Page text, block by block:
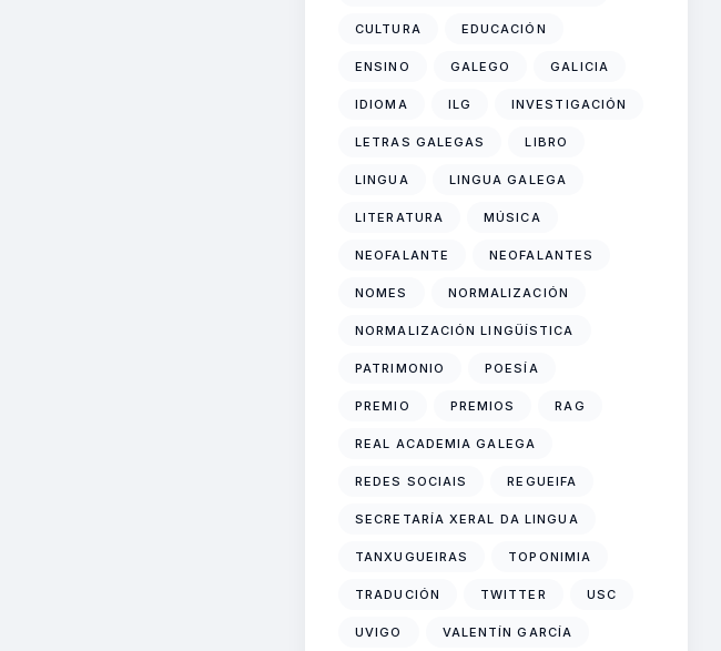
CULTURA EDUCACIÓN
ENSINO GALEGO GALICIA
IDIOMA ILG INVESTIGACIÓN
LETRAS GALEGAS LIBRO
LINGUA LINGUA GALEGA
LITERATURA MÚSICA
NEOFALANTE NEOFALANTES
NOMES NORMALIZACIÓN
NORMALIZACIÓN LINGÜÍSTICA
PATRIMONIO POESÍA
PREMIO PREMIOS RAG
REAL ACADEMIA GALEGA
REDES SOCIAIS REGUEIFA
SECRETARÍA XERAL DA LINGUA
TANXUGUEIRAS TOPONIMIA
TRADUCIÓN TWITTER USC
UVIGO VALENTÍN GARCÍA